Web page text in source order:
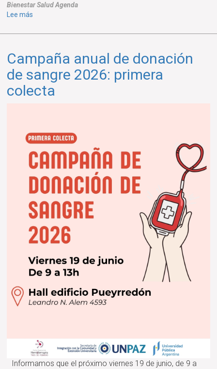
BienestarSaludAgenda
Lee más
anual
donación
de
sangre
2026:
Campaña anual de donación
de sangre 2026: primera
colecta
Informamos que el próximo viernes 19 de junio, de 9 a